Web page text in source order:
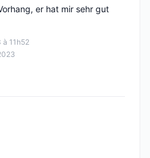
11h52
er hat mir sehr gut